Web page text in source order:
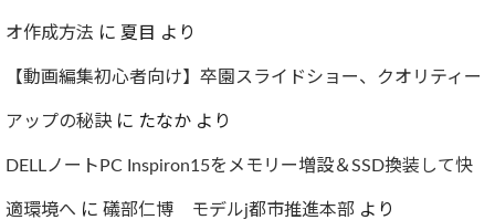
オ作成方法 に 夏目 より
【動画編集初心者向け】卒園スライドショー、クオリティー
アップの秘訣に たなか より
DELLノートPC Inspiron15をメモリー増設＆SSD換装して快
適環境へ に 礒部仁博 モデルj都市推進本部 より